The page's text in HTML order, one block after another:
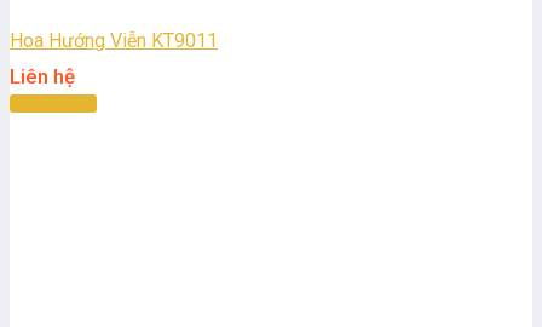
Hoa Hướng Viễn KT9011
Liên hệ